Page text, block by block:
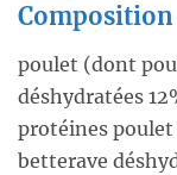
Composition
poulet (dont
déshydratées
protéines
betterave